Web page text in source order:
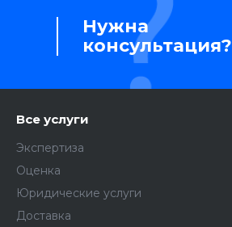
Нужна
консультация?
Все услуги
Экспертиза
Оценка
Юридические услуги
Доставка